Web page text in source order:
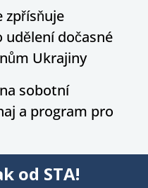
zpřísňuje
dočasné
Ukrajiny
sobotní
a program pro
od STA!